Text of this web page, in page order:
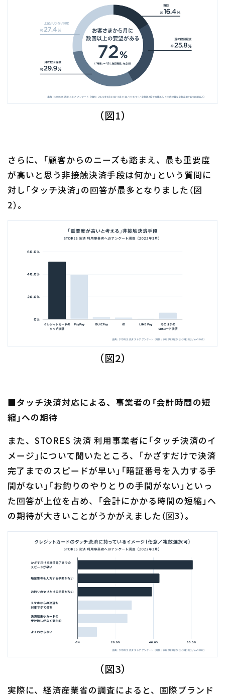
（図1）
さらに、「顧客からのニーズも踏まえ、最も重要度
が高いと思う非接触決済手段は何か」という質問に
対し「タッチ決済」の回答が最多となりました（図
2）。
（図2）
■タッチ決済対応による、事業者の「会計時間の短
縮」への期待
また、STORES 決済 利用事業者に「タッチ決済のイ
メージ」について聞いたところ、「かざすだけで決済
完了までのスピードが早い」「暗証番号を入力する手
間がない」「お釣りのやりとりの手間がない」といっ
た回答が上位を占め、「会計にかかる時間の短縮」へ
の期待が大きいことがうかがえました（図3）。
（図3）
実際に、経済産業省の調査によると、国際ブランド